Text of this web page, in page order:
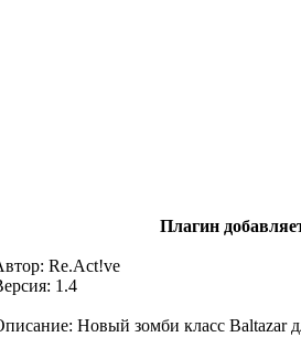
Плагин
Re.Act!ve
1.4
Новый зомби класс Baltazar